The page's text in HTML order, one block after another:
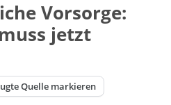
Vorsorge:
jetzt
Quelle markieren